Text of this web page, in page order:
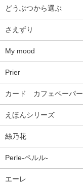
どうぶつから選ぶ
さえずり
My mood
Prier
カード カフェペーパー
えほんシリーズ
絲乃花
Perle-ペルル-
エーレ